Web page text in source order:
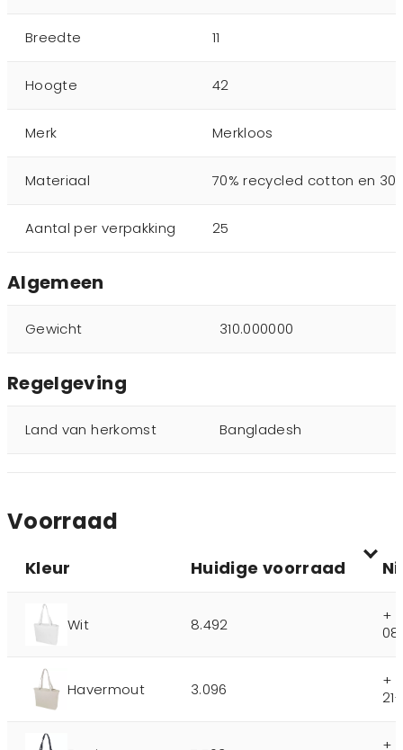
Breedte 11
Hoogte 42
Merk Merkloos
Materiaal 70% recycled cotton en
Aantal per verpakking 25
Algemeen
Gewicht 310.000000
Regelgeving
Land van herkomst Bangladesh
Voorraad
Kleur Huidige voorraad
Wit 8.492
+
Havermout 3.096
+
+